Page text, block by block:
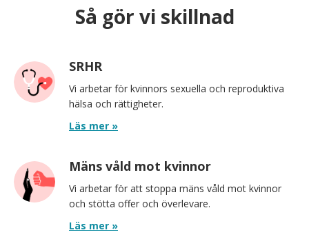
Så gör vi skillnad
SRHR
Vi arbetar för kvinnors sexuella och reproduktiva
hälsa och rättigheter.
Läs mer »
Mäns våld mot kvinnor
Vi arbetar för att stoppa mäns våld mot kvinnor
och stötta offer och överlevare.
Läs mer »